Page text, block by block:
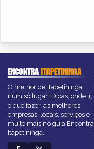
ENCONTRAITAPETININGA
O melhor de Itapetininga
num só lugar! Dicas, onde ir,
o que fazer, as melhores
empresas, locais, serviços e
muito mais no guia Encontra
Itapetininga.